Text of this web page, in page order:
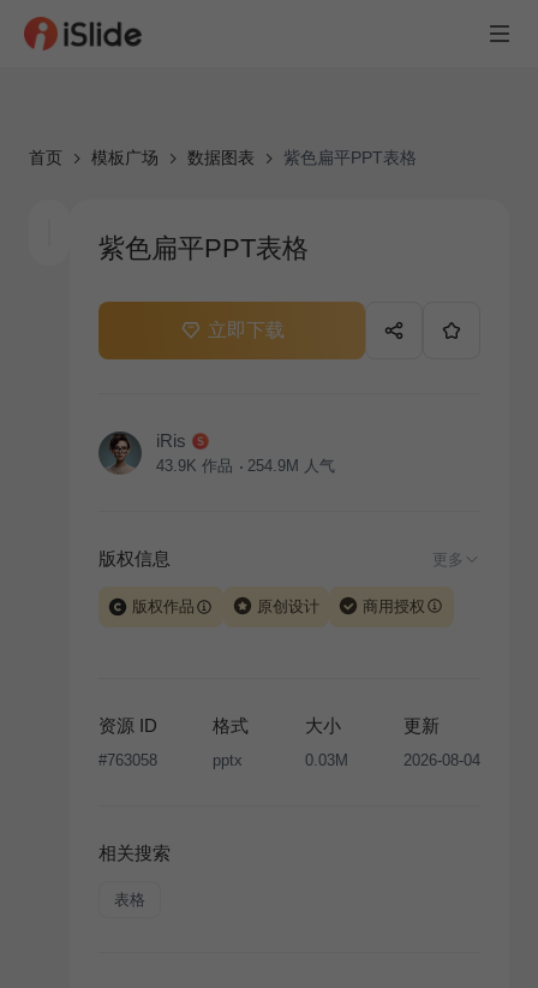
首页 模板广场 数据图表 紫色扁平PPT表格
紫色扁平PPT表格
立即下载
iRis
43.9K 作品 254.9M 人气
版权信息 更多
版权作品 原创设计 商用授权
版权声明
条款，禁止任何形式的转让、出售或出租，未
经投权许可任何人不得擅自转载和分发，否则将接照我
资源 ID
#763058
格式
pptx
大小
0.03M
更新
2026-08-04
相关搜索
表格